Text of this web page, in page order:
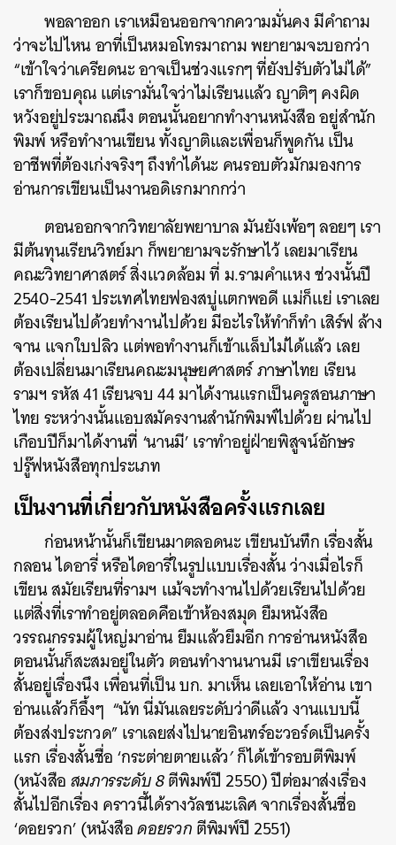
พอลาออก เราเหมือนออกจากความมั่นคง มีคำถาม
ว่าจะไปไหน อาที่เป็นหมอโทรมาถาม พยายามจะบอกว่า
“เข้าใจว่าเครียดนะ อาจเป็นช่วงแรกๆ ที่ยังปรับตัวไม่ได้”
เราก็ขอบคุณ แต่เรามั่นใจว่าไม่เรียนแล้ว ญาติๆ คงผิด
หวังอยู่ประมาณนึง ตอนนั้นอยากทำงานหนังสือ อยู่สำนัก
พิมพ์ หรือทำงานเขียน ทั้งญาติและเพื่อนก็พูดกัน เป็น
อาชีพที่ต้องเก่งจริงๆ ถึงทำได้นะ คนรอบตัวมักมองการ
อ่านการเขียนเป็นงานอดิเรกมากกว่า
ตอนออกจากวิทยาลัยพยาบาล มันยังเพ้อๆ ลอยๆ เรา
มีต้นทุนเรียนวิทย์มา ก็พยายามจะรักษาไว้ เลยมาเรียน
คณะวิทยาศาสตร์ สิ่งแวดล้อม ที่ ม.รามคำแหง ช่วงนั้นปี
2540-2541 ประเทศไทยฟองสบู่แตกพอดี แม่ก็แย่ เราเลย
ต้องเรียนไปด้วยทำงานไปด้วย มีอะไรให้ทำก็ทำ เสิร์ฟ ล้าง
จาน แจกใบปลิว แต่พอทำงานก็เข้าแล็บไม่ได้แล้ว เลย
ต้องเปลี่ยนมาเรียนคณะมนุษยศาสตร์ ภาษาไทย เรียน
รามฯ รหัส 41 เรียนจบ 44 มาได้งานแรกเป็นครูสอนภาษา
ไทย ระหว่างนั้นแอบสมัครงานสำนักพิมพ์ไปด้วย ผ่านไป
เกือบปีก็มาได้งานที่ ‘นานมี’ เราทำอยู่ฝ่ายพิสูจน์อักษร
ปรู๊ฟหนังสือทุกประเภท
เป็นงานที่เกี่ยวกับหนังสือครั้งแรกเลย
ก่อนหน้านั้นก็เขียนมาตลอดนะ เขียนบันทึก เรื่องสั้น
กลอน ไดอารี่ หรือไดอารี่ในรูปแบบเรื่องสั้น ว่างเมื่อไรก็
เขียน สมัยเรียนที่รามฯ แม้จะทำงานไปด้วยเรียนไปด้วย
แต่สิ่งที่เราทำอยู่ตลอดคือเข้าห้องสมุด ยืมหนังสือ
วรรณกรรมผู้ใหญ่มาอ่าน ยืมแล้วยืมอีก การอ่านหนังสือ
ตอนนั้นก็สะสมอยู่ในตัว ตอนทำงานนานมี เราเขียนเรื่อง
สั้นอยู่เรื่องนึง เพื่อนที่เป็น บก. มาเห็น เลยเอาให้อ่าน เขา
อ่านแล้วก็อึ้งๆ “นัท นี่มันเลยระดับว่าดีแล้ว งานแบบนี้
ต้องส่งประกวด” เราเลยส่งไปนายอินทร์อะวอร์ดเป็นครั้ง
แรก เรื่องสั้นชื่อ ‘กระต่ายตายแล้ว’ก็ได้เข้ารอบตีพิมพ์
(หนังสือสมภารระดับ8ตีพิมพ์ปี 2550) ปีต่อมาส่งเรื่อง
สั้นไปอีกเรื่อง คราวนี้ได้รางวัลชนะเลิศ จากเรื่องสั้นชื่อ
‘ดอยรวก’ (หนังสือดอยรวกตีพิมพ์ปี 2551)